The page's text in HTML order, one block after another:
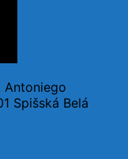
Antoniego
Spišská Belá